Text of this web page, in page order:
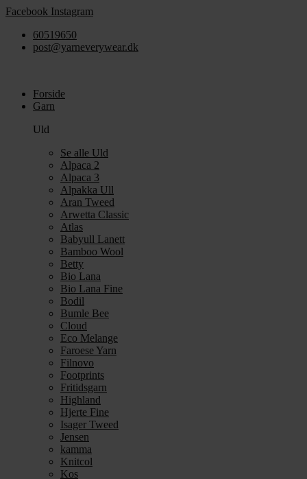
Videre
indhold
Facebook Instagram
60519650
post@yarneverywear.dk
Forside
Garn
Uld
Se alle Uld
Alpaca 2
Alpaca 3
Alpakka Ull
Aran Tweed
Arwetta Classic
Atlas
Babyull Lanett
Bamboo Wool
Betty
Bio Lana
Bio Lana Fine
Bodil
Bumle Bee
Cloud
Eco Melange
Faroese Yarn
Filnovo
Footprints
Fritidsgarn
Highland
Hjerte Fine
Isager Tweed
Jensen
kamma
Knitcol
Kos